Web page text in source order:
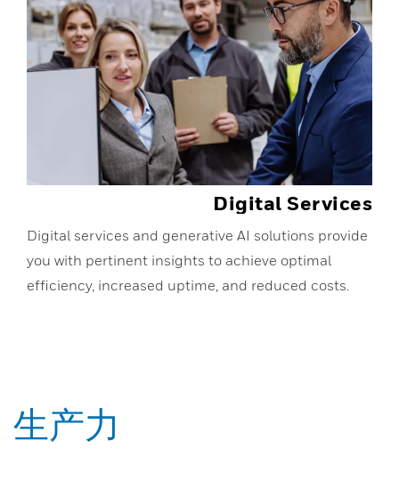
Digital Services
Digital services and generative AI solutions provide
you with pertinent insights to achieve optimal
efficiency, increased uptime, and reduced costs.
生产力